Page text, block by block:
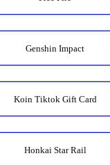
Genshin Impact
Koin Tiktok Gift Card
Honkai Star Rail